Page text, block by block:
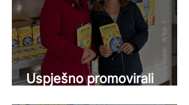
Uspješno promovirali